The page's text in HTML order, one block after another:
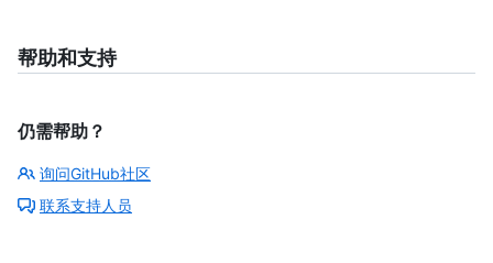
帮助和支持
仍需帮助？
询问GitHub社区
联系支持人员